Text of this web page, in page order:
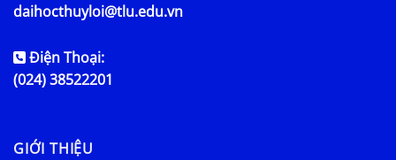
daihocthuyloi@tlu.edu.vn
Điện Thoại:
(024) 38522201
GIỚI THIỆU